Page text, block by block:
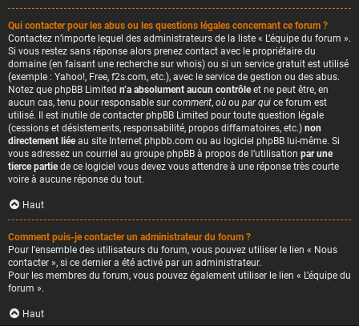
Qui contacter pour les abus ou les questions légales concernant ce forum ?
Contactez n’importe lequel des administrateurs de la liste « L’équipe du forum ».
Si vous restez sans réponse alors prenez contact avec le propriétaire du
domaine (en faisant une recherche sur whois) ou si un service gratuit est utilisé
(exemple : Yahoo!, Free, f2s.com, etc.), avec le service de gestion ou des abus.
Notez que phpBB Limited n’a absolument aucun contrôleet ne peut être, en
aucun cas, tenu pour responsable sur comment, où ou par qui ce forum est
utilisé. Il est inutile de contacter phpBB Limited pour toute question légale
(cessions et désistements, responsabilité, propos diffamatoires, etc.) non
directement liéeau site Internet phpbb.com ou au logiciel phpBB lui-même. Si
vous adressez un courriel au groupe phpBB à propos de l’utilisation par une
tierce partiede ce logiciel vous devez vous attendre à une réponse très courte
voire à aucune réponse du tout.
Haut
Comment puis-je contacter un administrateur du forum ?
Pour l’ensemble des utilisateurs du forum, vous pouvez utiliser le lien « Nous
contacter », si ce dernier a été activé par un administrateur.
Pour les membres du forum, vous pouvez également utiliser le lien « L’équipe du
forum ».
Haut